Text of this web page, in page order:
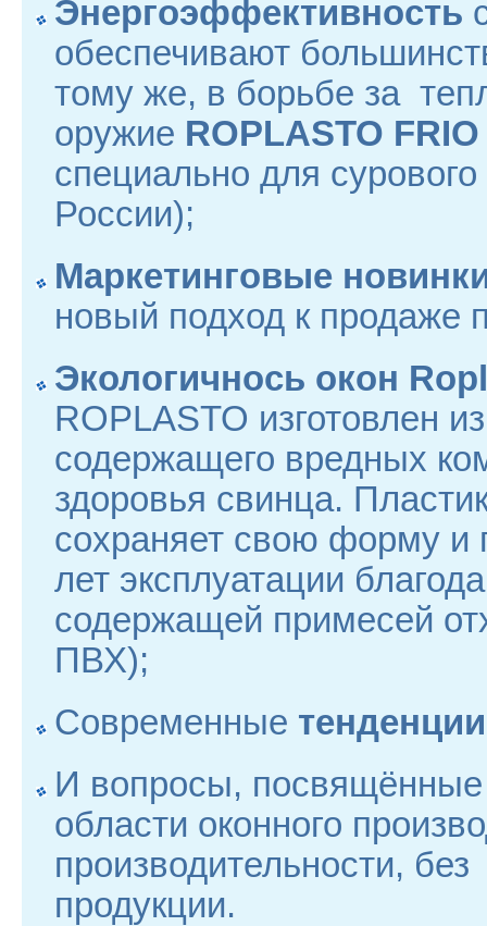
Энергоэффективность
обеспечивают
тому же, в борьбе за
оружие ROPLASTO FRIO
специально для
Маркетинговые
новый подход к продаже
Экологичнось окон
ROPLASTO изготовлен
содержащего вредных
здоровья свинца.
сохраняет свою форму и
лет эксплуатации
содержащей примесей
Современные
И вопросы,
области оконного
производительности,
продукции.